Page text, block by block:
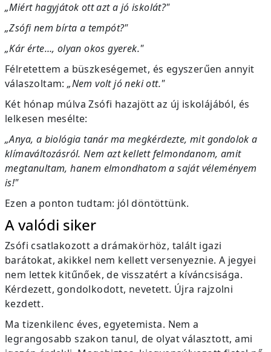
„Miért hagyjátok ott azt a jó iskolát?"
„Zsófi nem bírta a tempót?"
„Kár érte…, olyan okos gyerek."
Félretettem a büszkeségemet, és egyszerűen annyit
válaszoltam:„Nem volt jó neki ott."
Két hónap múlva Zsófi hazajött az új iskolájából, és
lelkesen mesélte:
„Anya, a biológia tanár ma megkérdezte, mit gondolok a
klímaváltozásról. Nem azt kellett felmondanom, amit
megtanultam, hanem elmondhatom a saját véleményem
is!"
Ezen a ponton tudtam: jól döntöttünk.
A valódi siker
Zsófi csatlakozott a drámakörhöz, talált igazi
barátokat, akikkel nem kellett versenyeznie. A jegyei
nem lettek kitűnőek, de visszatért a kíváncsisága.
Kérdezett, gondolkodott, nevetett. Újra rajzolni
kezdett.
Ma tizenkilenc éves, egyetemista. Nem a
legrangosabb szakon tanul, de olyat választott, ami